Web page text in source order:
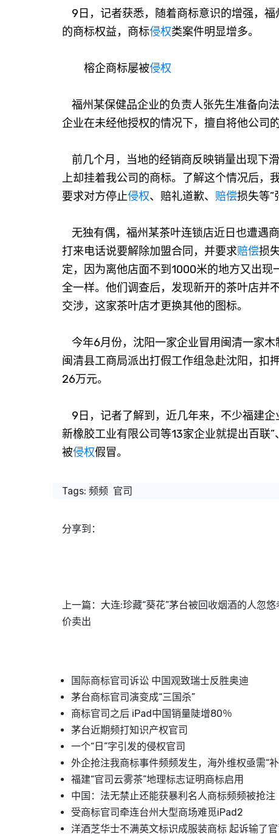
9日，记者获悉，随着商标意识的增强，福
的商标权益，商标侵权类案件明显增多。
榕企商标屡被侵权
福州某保健品企业的负责人张先生准备向
企业在未经他授权的情况下，擅自将他公司
前几个月，当地的经销商反映销量出现下
上却挂着我公司的商标。了解这个情况后，
要求对方停止侵权、赔礼道歉、 赔偿损失等”
无独有偶，福州某茶叶连锁店近日也遭遇
打来电话说要解除加盟合同，并要求赔偿损
定，因为离他店面不到1000米的地方又出
全一样。他们调查后，发现新开的茶叶店并
交涉，这家茶叶店才更换其他的图标。
今年6月份，沈阳一家企业冒用闽清一家木
闽清县工商局派出打假工作组急赴沈阳，扣
26万元。
9日，记者了解到，近几年来，不少福建企
新橡胶工业有限公司等13家企业就提出百联
被侵权假冒。
Tags: 频频 官司
分享到：
上一篇： 大连:珍藏“葵花”茅台被回收烟酒的人忽悠
价卖出
国际商标官司诉讼 中国观致瑞士反胜奥迪
茅台商标官司演变成“三国杀”
商标官司之后 iPad中国销量陡增80％
茅台近期频打知识产权官司
一个“日”字引发的侵权官司
外企抢注我商标事件频频发生，海外维权亟需“
福建“官司云雾茶”地理标志证明商标启用
中国：法无禁止还能获暴利名人商标频频被抢注
受商标官司牵连台州大型商场难觅iPad2
洋酒芝华士不满英文标识成服装商标 起诉输了官